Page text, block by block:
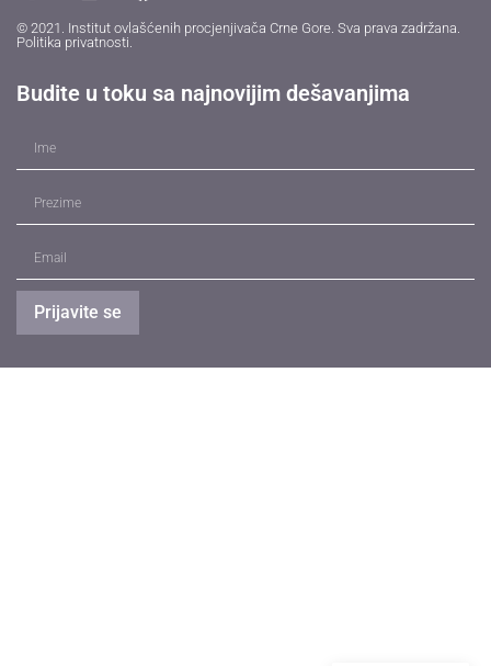
© 2021. Institut ovlašćenih procjenjivača Crne Gore. Sva prava zadržana.
Politika privatnosti.
Budite u toku sa najnovijim dešavanjima
Prijavite se